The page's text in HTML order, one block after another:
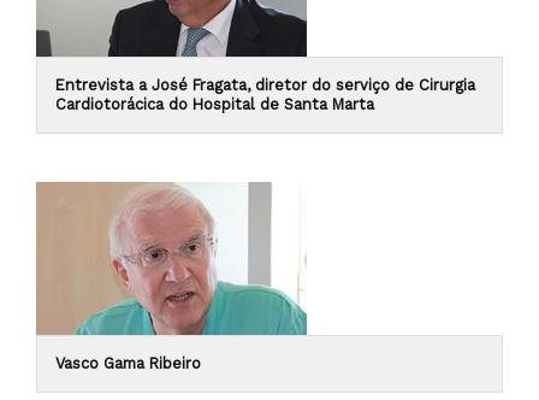
Entrevista a José Fragata, diretor do serviço de Cirurgia
Cardiotorácica do Hospital de Santa Marta
Vasco Gama Ribeiro